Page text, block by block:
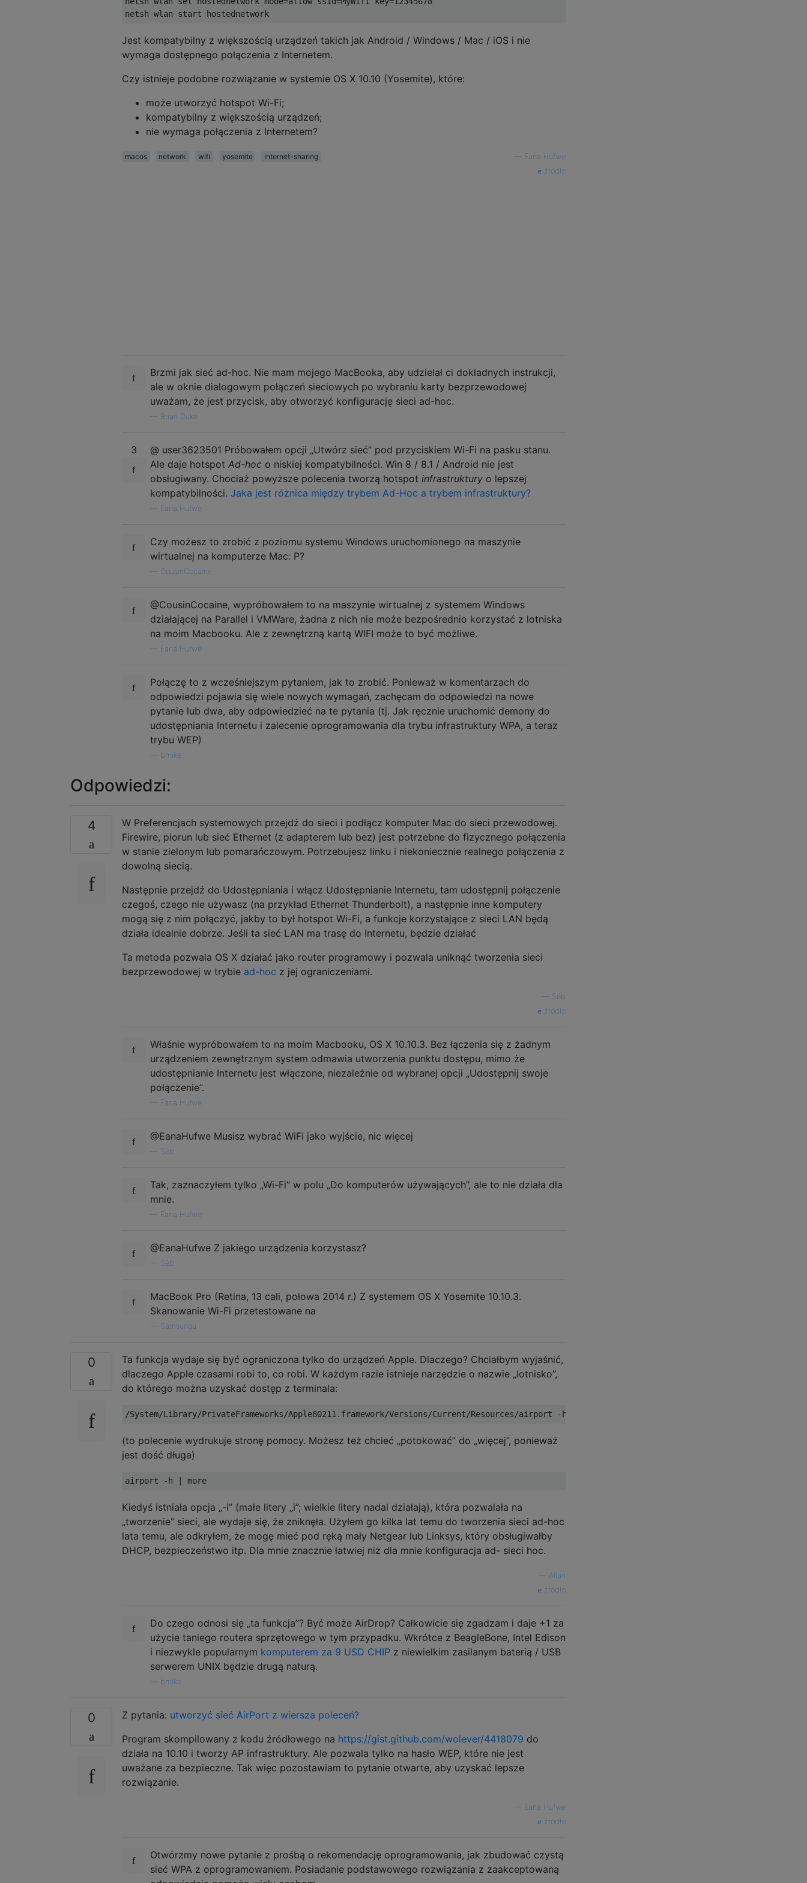
Jest kompatybilny z większością urządzeń takich jak Android / Windows / Mac / iOS i nie
wymaga dostępnego połączenia z Internetem.
Czy istnieje podobne rozwiązanie w systemie OS X 10.10 (Yosemite), które:
może utworzyć hotspot Wi-Fi;
kompatybilny z większością urządzeń;
nie wymaga połączenia z Internetem?
macos network wifi yosemite internet-sharing
Eana Hufwe
źródło
Brzmi jak sieć ad-hoc. Nie mam mojego MacBooka, aby udzielał ci dokładnych instrukcji,
ale w oknie dialogowym połączeń sieciowych po wybraniu karty bezprzewodowej
uważam, że jest przycisk, aby otworzyć konfigurację sieci ad-hoc.
Brian Duke
3
@ user3623501 Próbowałem opcji „Utwórz sieć” pod przyciskiem Wi-Fi na pasku stanu.
Ale daje hotspot Ad-hoc o niskiej kompatybilności. Win 8 / 8.1 / Android nie jest
obsługiwany. Chociaż powyższe polecenia tworzą hotspot infrastruktury o lepszej
kompatybilności. Jaka jest różnica między trybem Ad-Hoc a trybem infrastruktury?
Eana Hufwe
Czy możesz to zrobić z poziomu systemu Windows uruchomionego na maszynie
wirtualnej na komputerze Mac: P?
CousinCocaine
@CousinCocaine, wypróbowałem to na maszynie wirtualnej z systemem Windows
działającej na Parallel i VMWare, żadna z nich nie może bezpośrednio korzystać z lotniska
na moim Macbooku. Ale z zewnętrzną kartą WIFI może to być możliwe.
Eana Hufwe
Połączę to z wcześniejszym pytaniem, jak to zrobić. Ponieważ w komentarzach do
odpowiedzi pojawia się wiele nowych wymagań, zachęcam do odpowiedzi na nowe
pytanie lub dwa, aby odpowiedzieć na te pytania (tj. Jak ręcznie uruchomić demony do
udostępniania Internetu i zalecenie oprogramowania dla trybu infrastruktury WPA, a teraz
trybu WEP)
bmike
Odpowiedzi:
4
W Preferencjach systemowych przejdź do sieci i podłącz komputer Mac do sieci przewodowej.
Firewire, piorun lub sieć Ethernet (z adapterem lub bez) jest potrzebne do fizycznego połączenia
w stanie zielonym lub pomarańczowym. Potrzebujesz linku i niekoniecznie realnego połączenia z
dowolną siecią.
Następnie przejdź do Udostępniania i włącz Udostępnianie Internetu, tam udostępnij połączenie
czegoś, czego nie używasz (na przykład Ethernet Thunderbolt), a następnie inne komputery
mogą się z nim połączyć, jakby to był hotspot Wi-Fi, a funkcje korzystające z sieci LAN będą
działa idealnie dobrze. Jeśli ta sieć LAN ma trasę do Internetu, będzie działać
Ta metoda pozwala OS X działać jako router programowy i pozwala uniknąć tworzenia sieci
bezprzewodowej w trybie ad-hoc z jej ograniczeniami.
Séb
źródło
Właśnie wypróbowałem to na moim Macbooku, OS X 10.10.3. Bez łączenia się z żadnym
urządzeniem zewnętrznym system odmawia utworzenia punktu dostępu, mimo że
udostępnianie Internetu jest włączone, niezależnie od wybranej opcji „Udostępnij swoje
połączenie”.
Eana Hufwe
@EanaHufwe Musisz wybrać WiFi jako wyjście, nic więcej
Séb
Tak, zaznaczyłem tylko „Wi-Fi” w polu „Do komputerów używających”, ale to nie działa dla
mnie.
Eana Hufwe
@EanaHufwe Z jakiego urządzenia korzystasz?
Séb
MacBook Pro (Retina, 13 cali, połowa 2014 r.) Z systemem OS X Yosemite 10.10.3.
Skanowanie Wi-Fi przetestowane na
Samsungu
0
Ta funkcja wydaje się być ograniczona tylko do urządzeń Apple. Dlaczego? Chciałbym wyjaśnić,
dlaczego Apple czasami robi to, co robi. W każdym razie istnieje narzędzie o nazwie „lotnisko”,
do którego można uzyskać dostęp z terminala:
(to polecenie wydrukuje stronę pomocy. Możesz też chcieć „potokować” do „więcej”, ponieważ
jest dość długa)
Kiedyś istniała opcja „-i” (małe litery „i”; wielkie litery nadal działają), która pozwalała na
„tworzenie” sieci, ale wydaje się, że zniknęła. Użyłem go kilka lat temu do tworzenia sieci ad-hoc
lata temu, ale odkryłem, że mogę mieć pod ręką mały Netgear lub Linksys, który obsługiwałby
DHCP, bezpieczeństwo itp. Dla mnie znacznie łatwiej niż dla mnie konfiguracja ad- sieci hoc.
Allan
źródło
Do czego odnosi się „ta funkcja”? Być może AirDrop? Całkowicie się zgadzam i daje +1 za
użycie taniego routera sprzętowego w tym przypadku. Wkrótce z BeagleBone, Intel Edison
i niezwykle popularnym komputerem za 9 USD CHIP z niewielkim zasilanym baterią / USB
serwerem UNIX będzie drugą naturą.
bmike
0 Z pytania: utworzyć sieć AirPort z wiersza poleceń?
Program skompilowany z kodu źródłowego na https://gist.github.com/wolever/4418079 do
działa na 10.10 i tworzy AP infrastruktury. Ale pozwala tylko na hasło WEP, które nie jest
uważane za bezpieczne. Tak więc pozostawiam to pytanie otwarte, aby uzyskać lepsze
rozwiązanie.
Eana Hufwe
źródło
Otwórzmy nowe pytanie z prośbą o rekomendację oprogramowania, jak zbudować czystą
sieć WPA z oprogramowaniem. Posiadanie podstawowego rozwiązania z zaakceptowaną